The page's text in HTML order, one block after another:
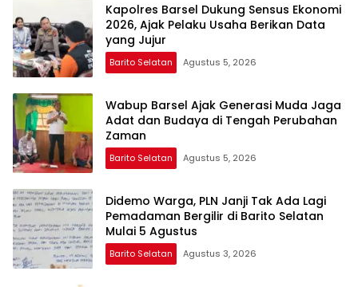
Kapolres Barsel Dukung Sensus Ekonomi
2026, Ajak Pelaku Usaha Berikan Data
yang Jujur
Barito Selatan Agustus 5, 2026
Wabup Barsel Ajak Generasi Muda Jaga
Adat dan Budaya di Tengah Perubahan
Zaman
Barito Selatan Agustus 5, 2026
Didemo Warga, PLN Janji Tak Ada Lagi
Pemadaman Bergilir di Barito Selatan
Mulai 5 Agustus
Barito Selatan Agustus 3, 2026